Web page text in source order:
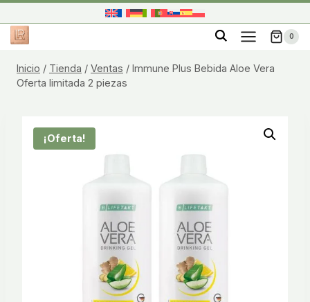
al
contenido
0
Inicio / Tienda / Ventas / Immune Plus Bebida Aloe Vera
Oferta limitada 2 piezas
¡Oferta!